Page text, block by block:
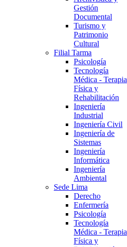
Gestión
Documental
Turismo y
Patrimonio
Cultural
Filial Tarma
Psicología
Tecnología
Médica - Terapia
Física y
Rehabilitación
Ingeniería
Industrial
Ingeniería Civil
Ingeniería de
Sistemas
Ingeniería
Informática
Ingeniería
Ambiental
Sede Lima
Derecho
Enfermería
Psicología
Tecnología
Médica - Terapia
Física y